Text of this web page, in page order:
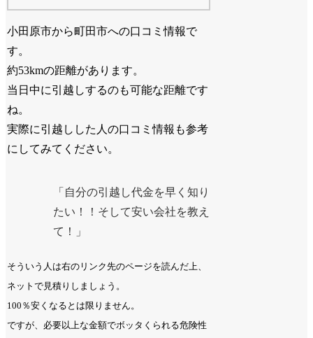
小田原市から町田市への口コミ情報で
す。
約53kmの距離があります。
当日中に引越しするのも可能な距離です
ね。
実際に引越しした人の口コミ情報も参考
にしてみてください。
「自分の引越し代金を早く知り
たい！！そして安い会社を教え
て！」
そういう人は右のリンク先のページを読んだ上、
ネットで見積りしましょう。
100％安くなるとは限りません。
ですが、必要以上な金額でボッタくられる危険性